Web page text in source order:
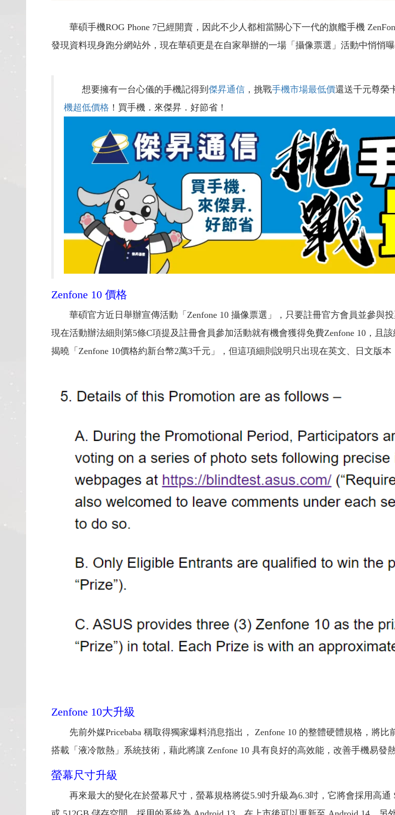
華碩手機ROG Phone 7已經開賣，因此不少人都相當關心下一代的旗艦手機
發現資料現身跑分網站外，現在華碩更是在自家舉辦的一場「攝像票選」活動中悄悄曝
想要擁有一台心儀的手機記得到 傑昇通信 ，挑戰手機市場最低價還送千元尊榮
機超低價格 ！買手機．來傑昇．好節省！
Zenfone 10 價格
華碩官方近日舉辦宣傳活動「Zenfone 10 攝像票選」，只要註冊官方會員並參與
現在活動辦法細則第5條C項提及註冊會員參加活動就有機會獲得免費Zenfone 10，且
揭曉「Zenfone 10價格約新台幣2萬3千元」，但這項細則說明只出現在英文、日文版本
Zenfone 10大升級
先前外媒Pricebaba 稱取得獨家爆料消息指出， Zenfone 10 的整體硬體規格，將比
搭載「液冷散熱」系統技術，藉此將讓 Zenfone 10 具有良好的高效能，改善手機易發熱
螢幕尺寸升級
再來最大的變化在於螢幕尺寸，螢幕規格將從5.9吋升級為6.3吋，它將會採用高通